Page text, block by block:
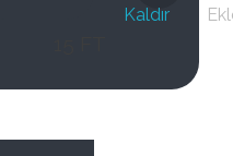
Kaldır